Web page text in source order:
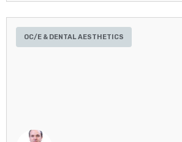
OC/E & DENTAL AESTHETICS